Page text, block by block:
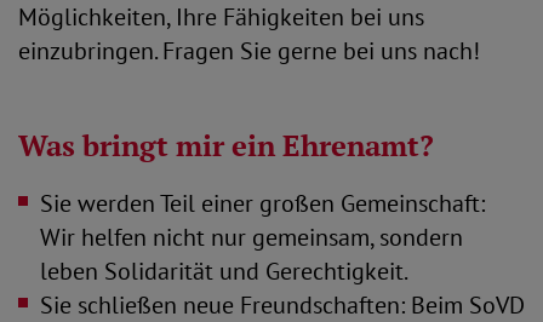
Möglichkeiten, Ihre Fähigkeiten bei uns
einzubringen. Fragen Sie gerne bei uns nach!
Was bringt mir ein Ehrenamt?
Sie werden Teil einer großen Gemeinschaft:
Wir helfen nicht nur gemeinsam, sondern
leben Solidarität und Gerechtigkeit.
Sie schließen neue Freundschaften: Beim SoVD